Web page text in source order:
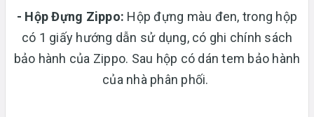
- Hộp Đựng Zippo: Hộp đựng màu đen, trong hộp
có 1 giấy hướng dẫn sử dụng, có ghi chính sách
bảo hành của Zippo. Sau hộp có dán tem bảo hành
của nhà phân phối.